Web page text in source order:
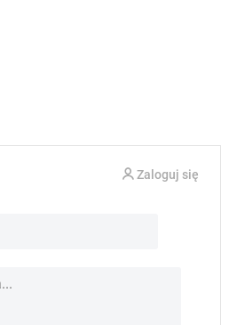
Zaloguj się